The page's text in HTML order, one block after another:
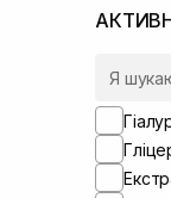
Від